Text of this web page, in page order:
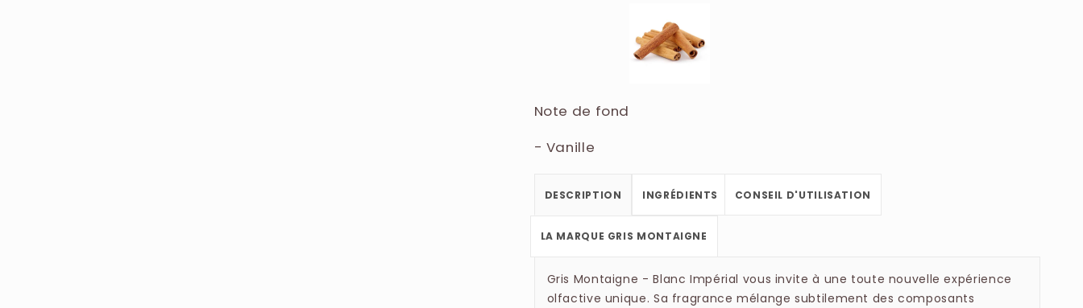
Note de fond
- Vanille
DESCRIPTION INGRÉDIENTS CONSEIL D'UTILISATION
LA MARQUE GRIS MONTAIGNE
Gris Montaigne - Blanc Impérial vous invite à une toute nouvelle expérience
olfactive unique. Sa fragrance mélange subtilement des composants